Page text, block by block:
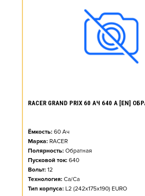
RACER GRAND PRIX 60 АЧ 640 А [EN]
Ёмкость: 60 Ач
Марка: RACER
Полярность: Обратная
Пусковой ток: 640
Вольт: 12
Технология: Ca/Ca
Тип корпуса: L2 (242x175x190) EURO